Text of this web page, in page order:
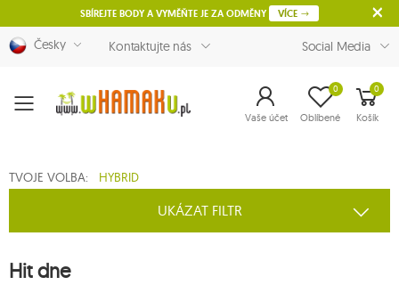
SBÍREJTE BODY A VYMĚŇTE JE ZA ODMĚNY VÍCE
Česky Kontaktujte nás Social Media
Menu Vaše účet Oblíbené
0 0
Košík
TVOJE VOLBA: HYBRID
UKÁZAT FILTR
Hit dne